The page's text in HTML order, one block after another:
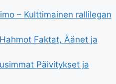
– Kulttimainen rallilegan
Faktat, Äänet ja
Päivitykset ja